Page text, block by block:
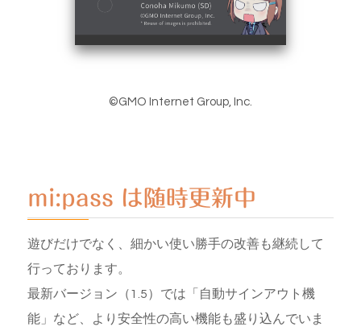
©GMO Internet Group, Inc.
mi:pass は随時更新中
遊びだけでなく、細かい使い勝手の改善も継続して
行っております。
最新バージョン（1.5）では「自動サインアウト機
能」など、より安全性の高い機能も盛り込んでいま